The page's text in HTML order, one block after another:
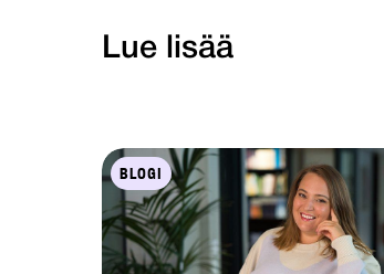
Lue lisää
BLOGI